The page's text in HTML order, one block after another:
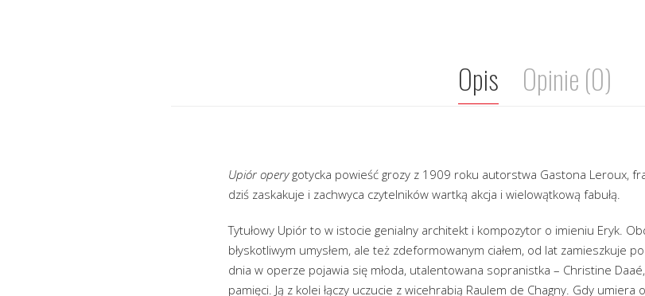
Opis Opinie (0)
Upiór opery gotycka powieść grozy z 1909 roku autorstwa Gastona Leroux,
dziś zaskakuje i zachwyca czytelników wartką akcja i wielowątkową fabułą.
Tytułowy Upiór to w istocie genialny architekt i kompozytor o imieniu Eryk.
błyskotliwym umysłem, ale też zdeformowanym ciałem, od lat zamieszkuje
dnia w operze pojawia się młoda, utalentowana sopranistka – Christine
pamięci. Ją z kolei łączy uczucie z wicehrabią Raulem de Chagny. Gdy umiera